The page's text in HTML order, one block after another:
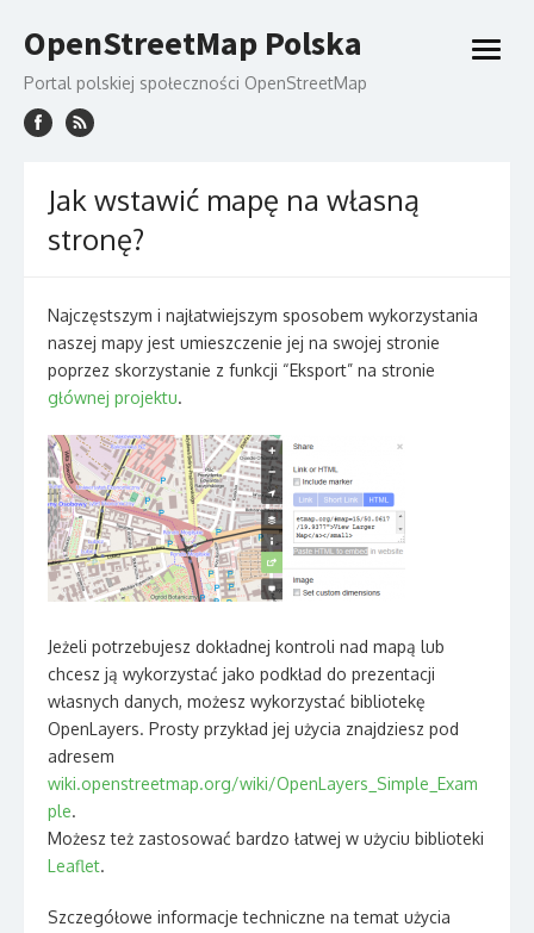
to
content
OpenStreetMap Polska
Portal polskiej społeczności OpenStreetMap
open
Jak wstawić mapę na własną
stronę?
Najczęstszym i najłatwiejszym sposobem wykorzystania
naszej mapy jest umieszczenie jej na swojej stronie
poprzez skorzystanie z funkcji “Eksport” na stronie
głównej projektu.
Jeżeli potrzebujesz dokładnej kontroli nad mapą lub
chcesz ją wykorzystać jako podkład do prezentacji
własnych danych, możesz wykorzystać bibliotekę
OpenLayers. Prosty przykład jej użycia znajdziesz pod
adresem
wiki.openstreetmap.org/wiki/OpenLayers_Simple_Exam
ple.
Możesz też zastosować bardzo łatwej w użyciu biblioteki
Leaflet.
Szczegółowe informacje techniczne na temat użycia